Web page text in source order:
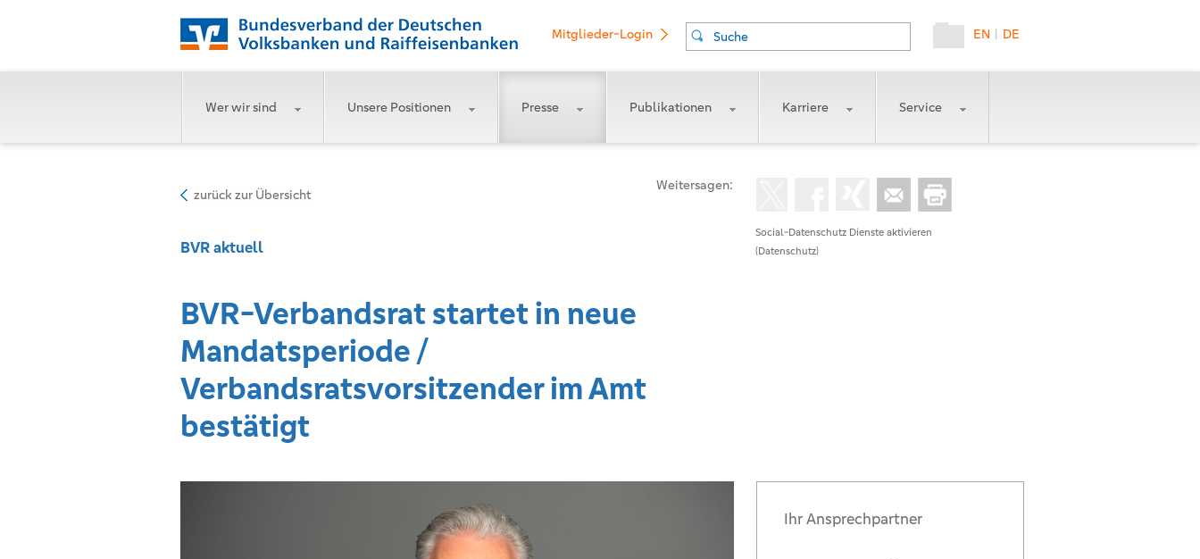
DE
|
EN
Suche
Mitglieder-Login
Wer wir sind Unsere Positionen Presse Publikationen Karriere Service
Social-Datenschutz Dienste aktivieren
(Datenschutz)
Weitersagen:
zurück zur Übersicht
BVR aktuell
BVR-Verbandsrat startet in neue
Mandatsperiode /
Verbandsratsvorsitzender im Amt
bestätigt
Ihr Ansprechpartner